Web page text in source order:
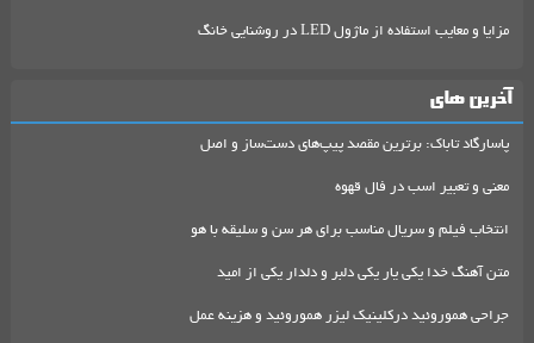
مزایا و معایب استفاده از ماژول LED در روشنایی خانگ
آخرین های
پاسارگاد تاباک: برترین مقصد پیپ‌های دست‌ساز و اصل
معنی و تعبیر اسب در فال قهوه
انتخاب فیلم و سریال مناسب برای هر سن و سلیقه با هو
متن آهنگ خدا یکی یار یکی دلبر و دلدار یکی از امید
جراحی هموروئید درکلینیک لیزر هموروئید و هزینه عمل